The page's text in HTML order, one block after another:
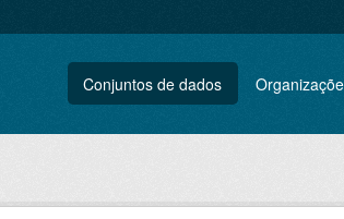
Conjuntos de dados